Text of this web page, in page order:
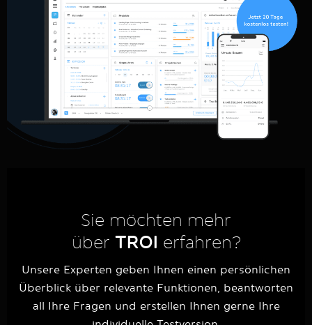
Sie möchten mehr
über TROI erfahren?
Unsere Experten geben Ihnen einen persönlichen
Überblick über relevante Funktionen, beantworten
all Ihre Fragen und erstellen Ihnen gerne Ihre